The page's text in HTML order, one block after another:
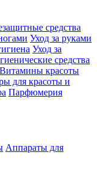
средства
Уход за руками
Уход за
средства
Витамины красоты
для красоты и
Парфюмерия
Аппараты для